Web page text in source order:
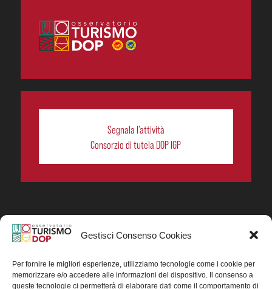
Gestisci Consenso Cookies
Per fornire le migliori esperienze, utilizziamo tecnologie come i cookie per
memorizzare e/o accedere alle informazioni del dispositivo. Il consenso a
queste tecnologie ci permetterà di elaborare dati come il comportamento di
Segnala l’attività
Consorzio di tutela DOP IGP
In collaborazione ORIGIN ITALIA.
del turismo enogastronomico dei prodotti DOP IGP
italiani.
Concessione contributo MASAF DM n. 0311719 del